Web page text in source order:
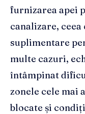
furnizarea apei
canalizare,
suplimentare
multe cazuri,
întâmpinat
zonele cele mai
blocate și